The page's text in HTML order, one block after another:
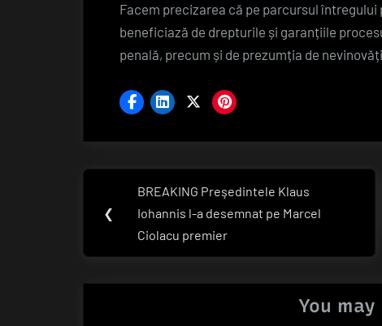
Facem precizarea că pe parcursul
beneficiază de drepturile și garanțiile
penală, precum și de prezumția de
Navigare
în
articole
❮
Previous
Post:
BREAKING Preşedintele Klaus
Iohannis l-a desemnat pe Marcel
Ciolacu premier
You